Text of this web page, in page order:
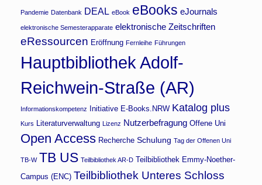
Pandemie Datenbank DEAL eBook eBooks eJournals
elektronische Semesterapparate elektronische Zeitschriften
eRessourcen Eröffnung Fernleihe Führungen
Hauptbibliothek Adolf-
Reichwein-Straße (AR)
Informationskompetenz Initiative E-Books.NRW Katalog plus
Kurs Literaturverwaltung Lizenz Nutzerbefragung Offene Uni
Open Access Recherche Schulung Tag der Offenen Uni
TB-W TB US Teilbibliothek AR-D Teilbibliothek Emmy-Noether-
Campus (ENC) Teilbibliothek Unteres Schloss